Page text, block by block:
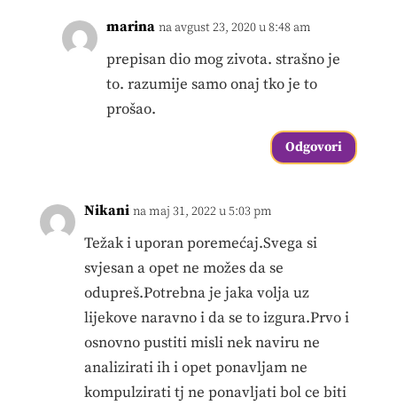
marina na avgust 23, 2020 u 8:48 am
prepisan dio mog zivota. strašno je
to. razumije samo onaj tko je to
prošao.
Odgovori
Nikani na maj 31, 2022 u 5:03 pm
Težak i uporan poremećaj.Svega si
svjesan a opet ne možes da se
odupreš.Potrebna je jaka volja uz
lijekove naravno i da se to izgura.Prvo i
osnovno pustiti misli nek naviru ne
analizirati ih i opet ponavljam ne
kompulzirati tj ne ponavljati bol ce biti